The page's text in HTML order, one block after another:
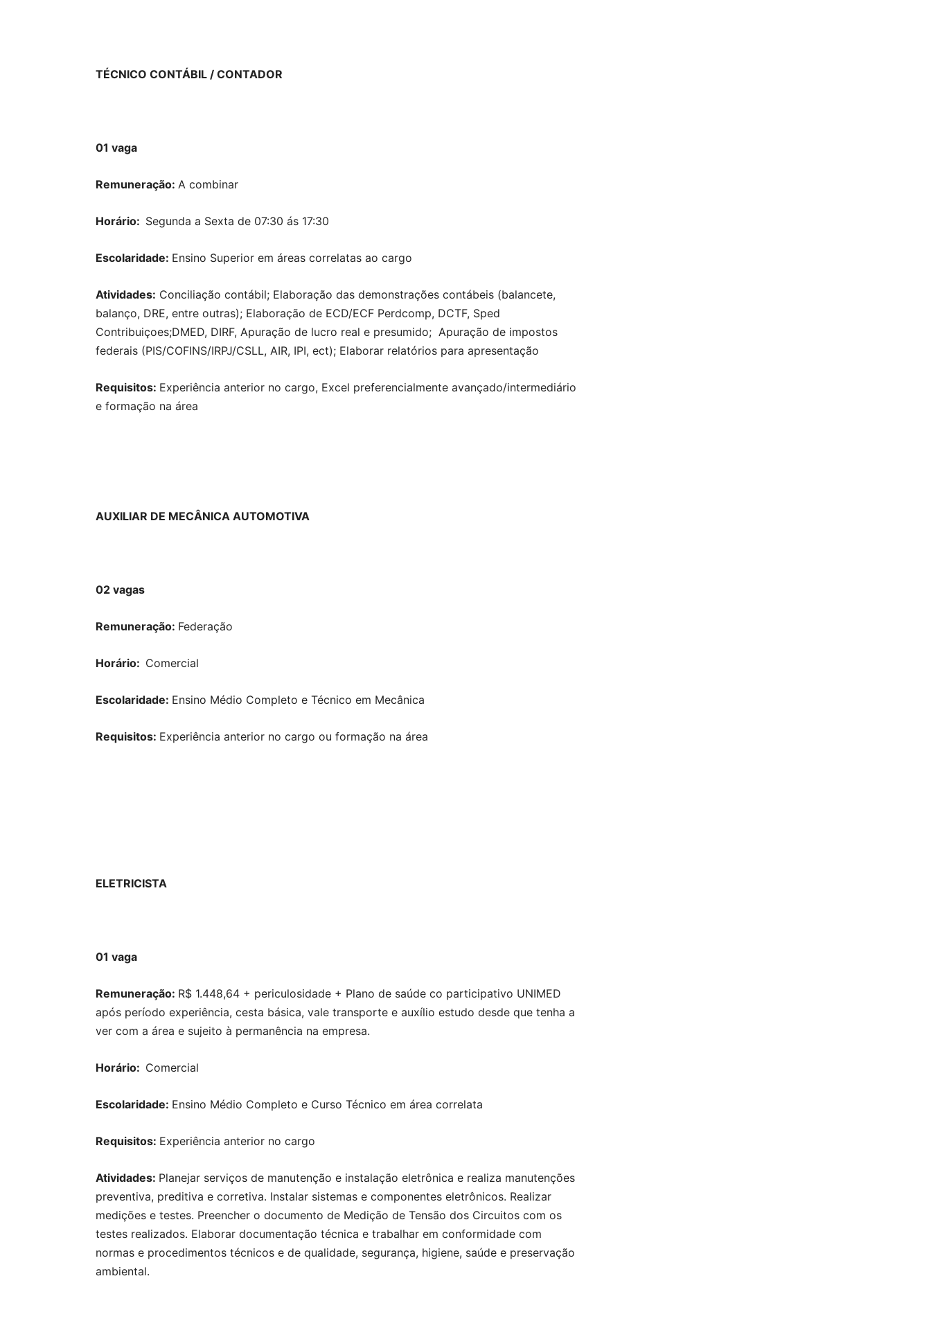
TÉCNICO CONTÁBIL / CONTADOR
01 vaga
Remuneração: A combinar
Horário: Segunda a Sexta de 07:30 ás 17:30
Escolaridade: Ensino Superior em áreas correlatas ao cargo
Atividades: Conciliação contábil; Elaboração das demonstrações contábeis (balancete,
balanço, DRE, entre outras); Elaboração de ECD/ECF Perdcomp, DCTF, Sped
Contribuiçoes;DMED, DIRF, Apuração de lucro real e presumido; Apuração de impostos
federais (PIS/COFINS/IRPJ/CSLL, AIR, IPI, ect); Elaborar relatórios para apresentação
Requisitos: Experiência anterior no cargo, Excel preferencialmente avançado/intermediário
e formação na área
AUXILIAR DE MECÂNICA AUTOMOTIVA
02 vagas
Remuneração: Federação
Horário: Comercial
Escolaridade: Ensino Médio Completo e Técnico em Mecânica
Requisitos: Experiência anterior no cargo ou formação na área
ELETRICISTA
01 vaga
Remuneração: R$ 1.448,64 + periculosidade + Plano de saúde co participativo UNIMED
após período experiência, cesta básica, vale transporte e auxílio estudo desde que tenha a
ver com a área e sujeito à permanência na empresa.
Horário: Comercial
Escolaridade: Ensino Médio Completo e Curso Técnico em área correlata
Requisitos: Experiência anterior no cargo
Atividades: Planejar serviços de manutenção e instalação eletrônica e realiza manutenções
preventiva, preditiva e corretiva. Instalar sistemas e componentes eletrônicos. Realizar
medições e testes. Preencher o documento de Medição de Tensão dos Circuitos com os
testes realizados. Elaborar documentação técnica e trabalhar em conformidade com
normas e procedimentos técnicos e de qualidade, segurança, higiene, saúde e preservação
ambiental.